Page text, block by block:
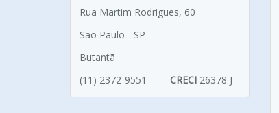
Rua Martim Rodrigues, 60
São Paulo - SP
Butantã
(11) 2372-9551
CRECI 26378 J